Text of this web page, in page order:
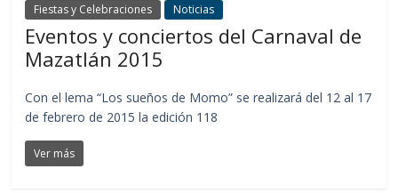
Fiestas y Celebraciones Noticias
Eventos y conciertos del Carnaval de
Mazatlán 2015
Con el lema “Los sueños de Momo” se realizará del 12 al 17
de febrero de 2015 la edición 118
Ver más